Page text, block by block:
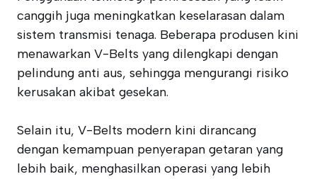
canggih juga meningkatkan keselarasan dalam
sistem transmisi tenaga. Beberapa produsen kini
menawarkan V-Belts yang dilengkapi dengan
pelindung anti aus, sehingga mengurangi risiko
kerusakan akibat gesekan.
Selain itu, V-Belts modern kini dirancang
dengan kemampuan penyerapan getaran yang
lebih baik, menghasilkan operasi yang lebih